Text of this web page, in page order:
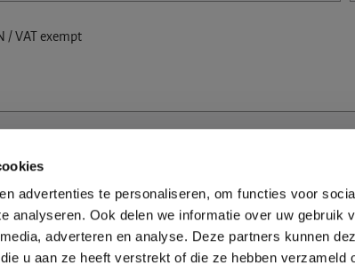
advertenties te personaliseren, om functies voor
analyseren. Ook delen we informatie over uw gebruik
adverteren en analyse. Deze partners kunnen
u aan ze heeft verstrekt of die ze hebben verzameld
/ VAT exempt